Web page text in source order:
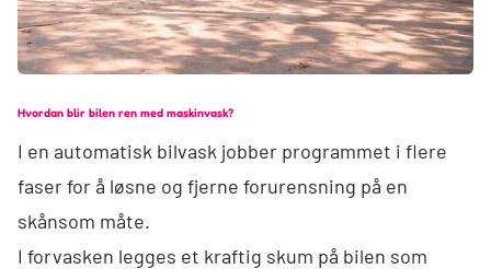
Hvordan blir bilen ren med maskinvask?
I en automatisk bilvask jobber programmet i flere
faser for å løsne og fjerne forurensning på en
skånsom måte.
I forvasken legges et kraftig skum på bilen som